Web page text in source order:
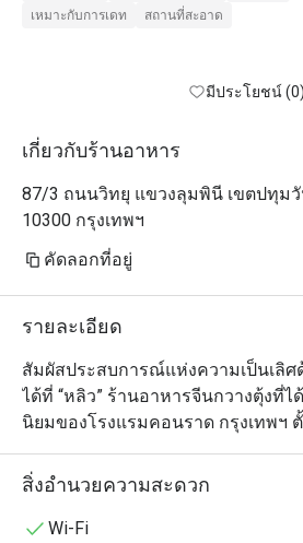
เหมาะกับการเดท
สถานที่สะอาด
มีประโยชน์ (0)
เกี่ยวกับร้านอาหาร
87/3 ถนนวิทยุ แขวงลุมพินี เขตปทุมวั
10300 กรุงเทพฯ
คัดลอกที่อยู่
รายละเอียด
สัมผัสประสบการณ์แห่งความเป็นเลิศ
ได้ที่ “หลิว” ร้านอาหารจีนกวางตุ้งที่ไ
นิยมของโรงแรมคอนราด กรุงเทพฯ ตั้
สามารถเดินทางมาได้อย่างสะดวกส
สำหรับครอบครัวและการจองแบบหมู่
ห้องอาหารหลิว ผสมผสานสเน่ห์ของ
สิ่งอำนวยความสะดวก
Wi-Fi